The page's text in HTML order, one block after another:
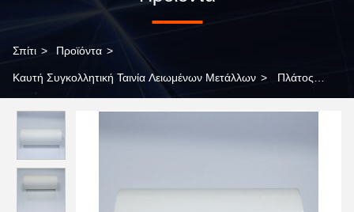
Σπίτι > Προϊόντα >
Καυτή Συγκολλητική Ταινία Λειωμένων Μετάλλων > Πλάτος
συγκολλητικό ναυπηγεία για την τοποθέτηση σε στρώματα του
υφάσματος